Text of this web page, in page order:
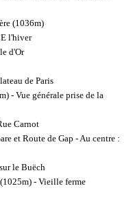
(1036m)
l'hiver
d'Or
de Paris
- Vue générale prise de la
Carnot
et Route de Gap - Au centre :
le Buëch
- Vieille ferme